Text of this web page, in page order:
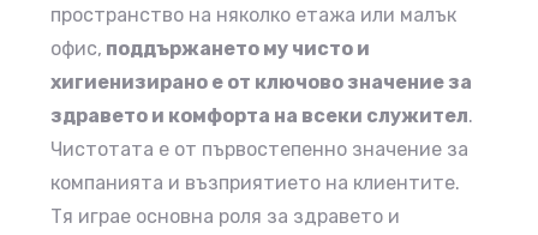
пространство на няколко етажа или малък
офис, поддържането му чисто и
хигиенизирано е от ключово значение за
здравето и комфорта на всеки служител.
Чистотата е от първостепенно значение за
компанията и възприятието на клиентите.
Тя играе основна роля за здравето и